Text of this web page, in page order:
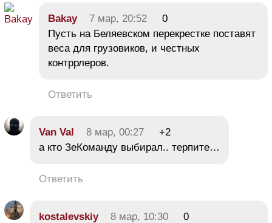
Bakay 7 мар, 20:52
0
Пусть на Беляевском перекрестке поставят
веса для грузовиков, и честных
контррлеров.
Ответить
Van Val 8 мар, 00:27
+2
а кто ЗеКоманду выбирал.. терпите…
Ответить
kostalevskiy 8 мар, 10:30
0